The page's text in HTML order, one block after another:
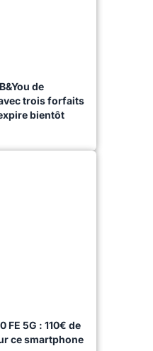
de
trois forfaits
bientôt
FE 5G : 110€ de
ce smartphone